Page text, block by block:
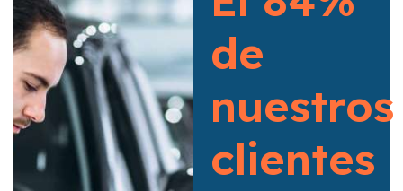
de
nuestros
clientes